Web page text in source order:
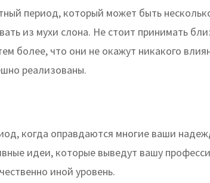
период, который может быть
из мухи слона. Не стоит принимать
более, что они не окажут никакого
реализованы.
когда оправдаются многие ваши
идеи, которые выведут вашу
иной уровень.